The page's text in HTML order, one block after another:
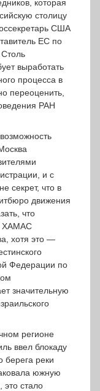
которая
столицу
США
ЕС по
выработать
процесса в
переоценить,
РАН
и с
секрет, что в
движения
что
ХАМАС
хотя это —
Федерации по
значительную
регионе
ввел блокаду
берега реки
южную
это стало